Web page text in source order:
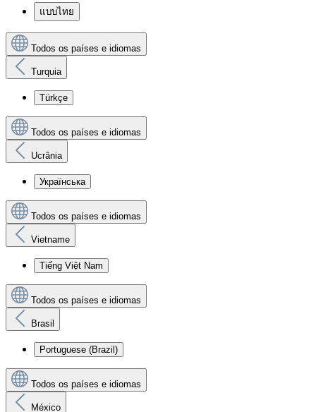
แบบไทย
Todos os países e idiomas
Turquia
Türkçe
Todos os países e idiomas
Ucrânia
Українська
Todos os países e idiomas
Vietname
Tiếng Việt Nam
Todos os países e idiomas
Brasil
Portuguese (Brazil)
Todos os países e idiomas
México